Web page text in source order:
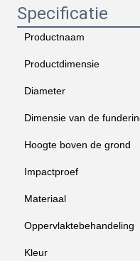
Specificatie
Productnaam
Productdimensie
Diameter
Dimensie van de
Hoogte boven de grond
Impactproef
Materiaal
Oppervlaktebehandeling
Kleur